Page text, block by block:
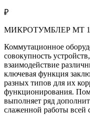
₽
МИКРОТУМБЛЕР МТ 1
Коммутационное
совокупность
взаимодействие
ключевая функция
разных типов для их
функционирования.
выполняет ряд
слаженной работы всей